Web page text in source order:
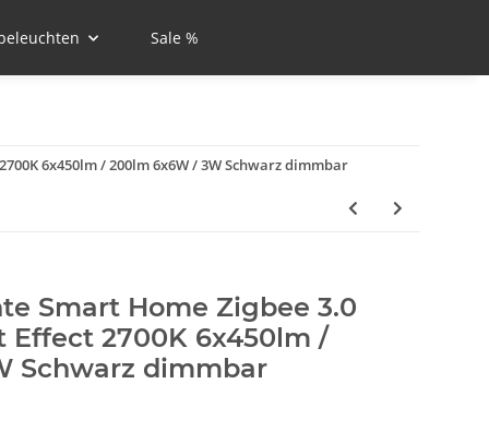
Sale %
6x450lm / 200lm 6x6W / 3W Schwarz dimmbar
Smart Home Zigbee 3.0
Effect 2700K 6x450lm /
Schwarz dimmbar